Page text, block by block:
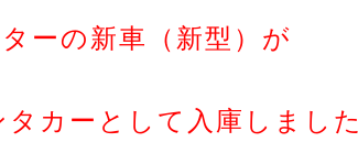
ーの新車（新型）が
タカーとして入庫しまし